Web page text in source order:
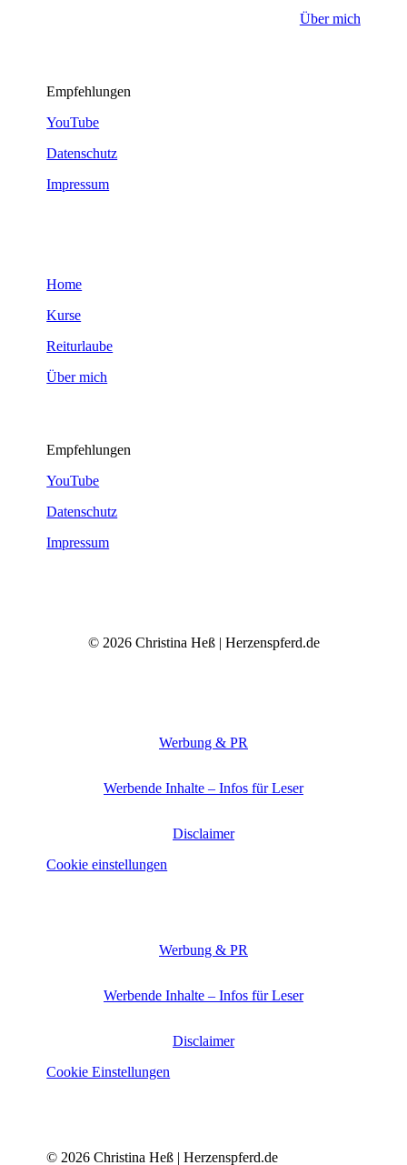
Über mich
Empfehlungen
YouTube
Datenschutz
Impressum
Home
Kurse
Reiturlaube
Über mich
Empfehlungen
YouTube
Datenschutz
Impressum
© 2026 Christina Heß | Herzenspferd.de
Werbung & PR
Werbende Inhalte – Infos für Leser
Disclaimer
Cookie einstellungen
Werbung & PR
Werbende Inhalte – Infos für Leser
Disclaimer
Cookie Einstellungen
© 2026 Christina Heß | Herzenspferd.de